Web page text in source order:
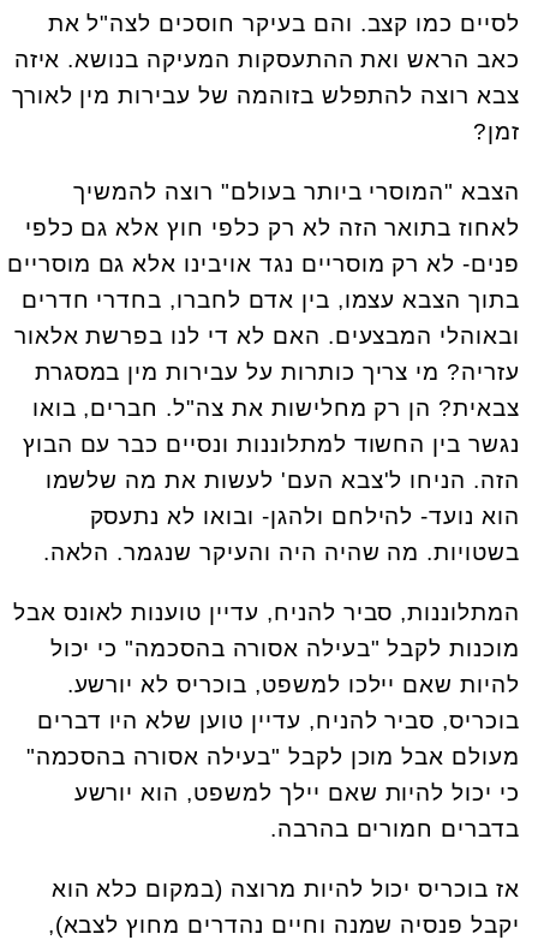
לסיים כמו קצב. והם בעיקר חוסכים לצה"ל את
כאב הראש ואת ההתעסקות המעיקה בנושא. איזה
צבא רוצה להתפלש בזוהמה של עבירות מין לאורך
זמן?
הצבא "המוסרי ביותר בעולם" רוצה להמשיך
לאחוז בתואר הזה לא רק כלפי חוץ אלא גם כלפי
פנים- לא רק מוסריים נגד אויבינו אלא גם מוסריים
בתוך הצבא עצמו, בין אדם לחברו, בחדרי חדרים
ובאוהלי המבצעים. האם לא די לנו בפרשת אלאור
עזריה? מי צריך כותרות על עבירות מין במסגרת
צבאית? הן רק מחלישות את צה"ל. חברים, בואו
נגשר בין החשוד למתלוננות ונסיים כבר עם הבוץ
הזה. הניחו ל'צבא העם' לעשות את מה שלשמו
הוא נועד- להילחם ולהגן- ובואו לא נתעסק
בשטויות. מה שהיה היה והעיקר שנגמר. הלאה.
המתלוננות, סביר להניח, עדיין טוענות לאונס אבל
מוכנות לקבל "בעילה אסורה בהסכמה" כי יכול
להיות שאם יילכו למשפט, בוכריס לא יורשע.
בוכריס, סביר להניח, עדיין טוען שלא היו דברים
מעולם אבל מוכן לקבל "בעילה אסורה בהסכמה"
כי יכול להיות שאם יילך למשפט, הוא יורשע
בדברים חמורים בהרבה.
אז בוכריס יכול להיות מרוצה (במקום כלא הוא
יקבל פנסיה שמנה וחיים נהדרים מחוץ לצבא),